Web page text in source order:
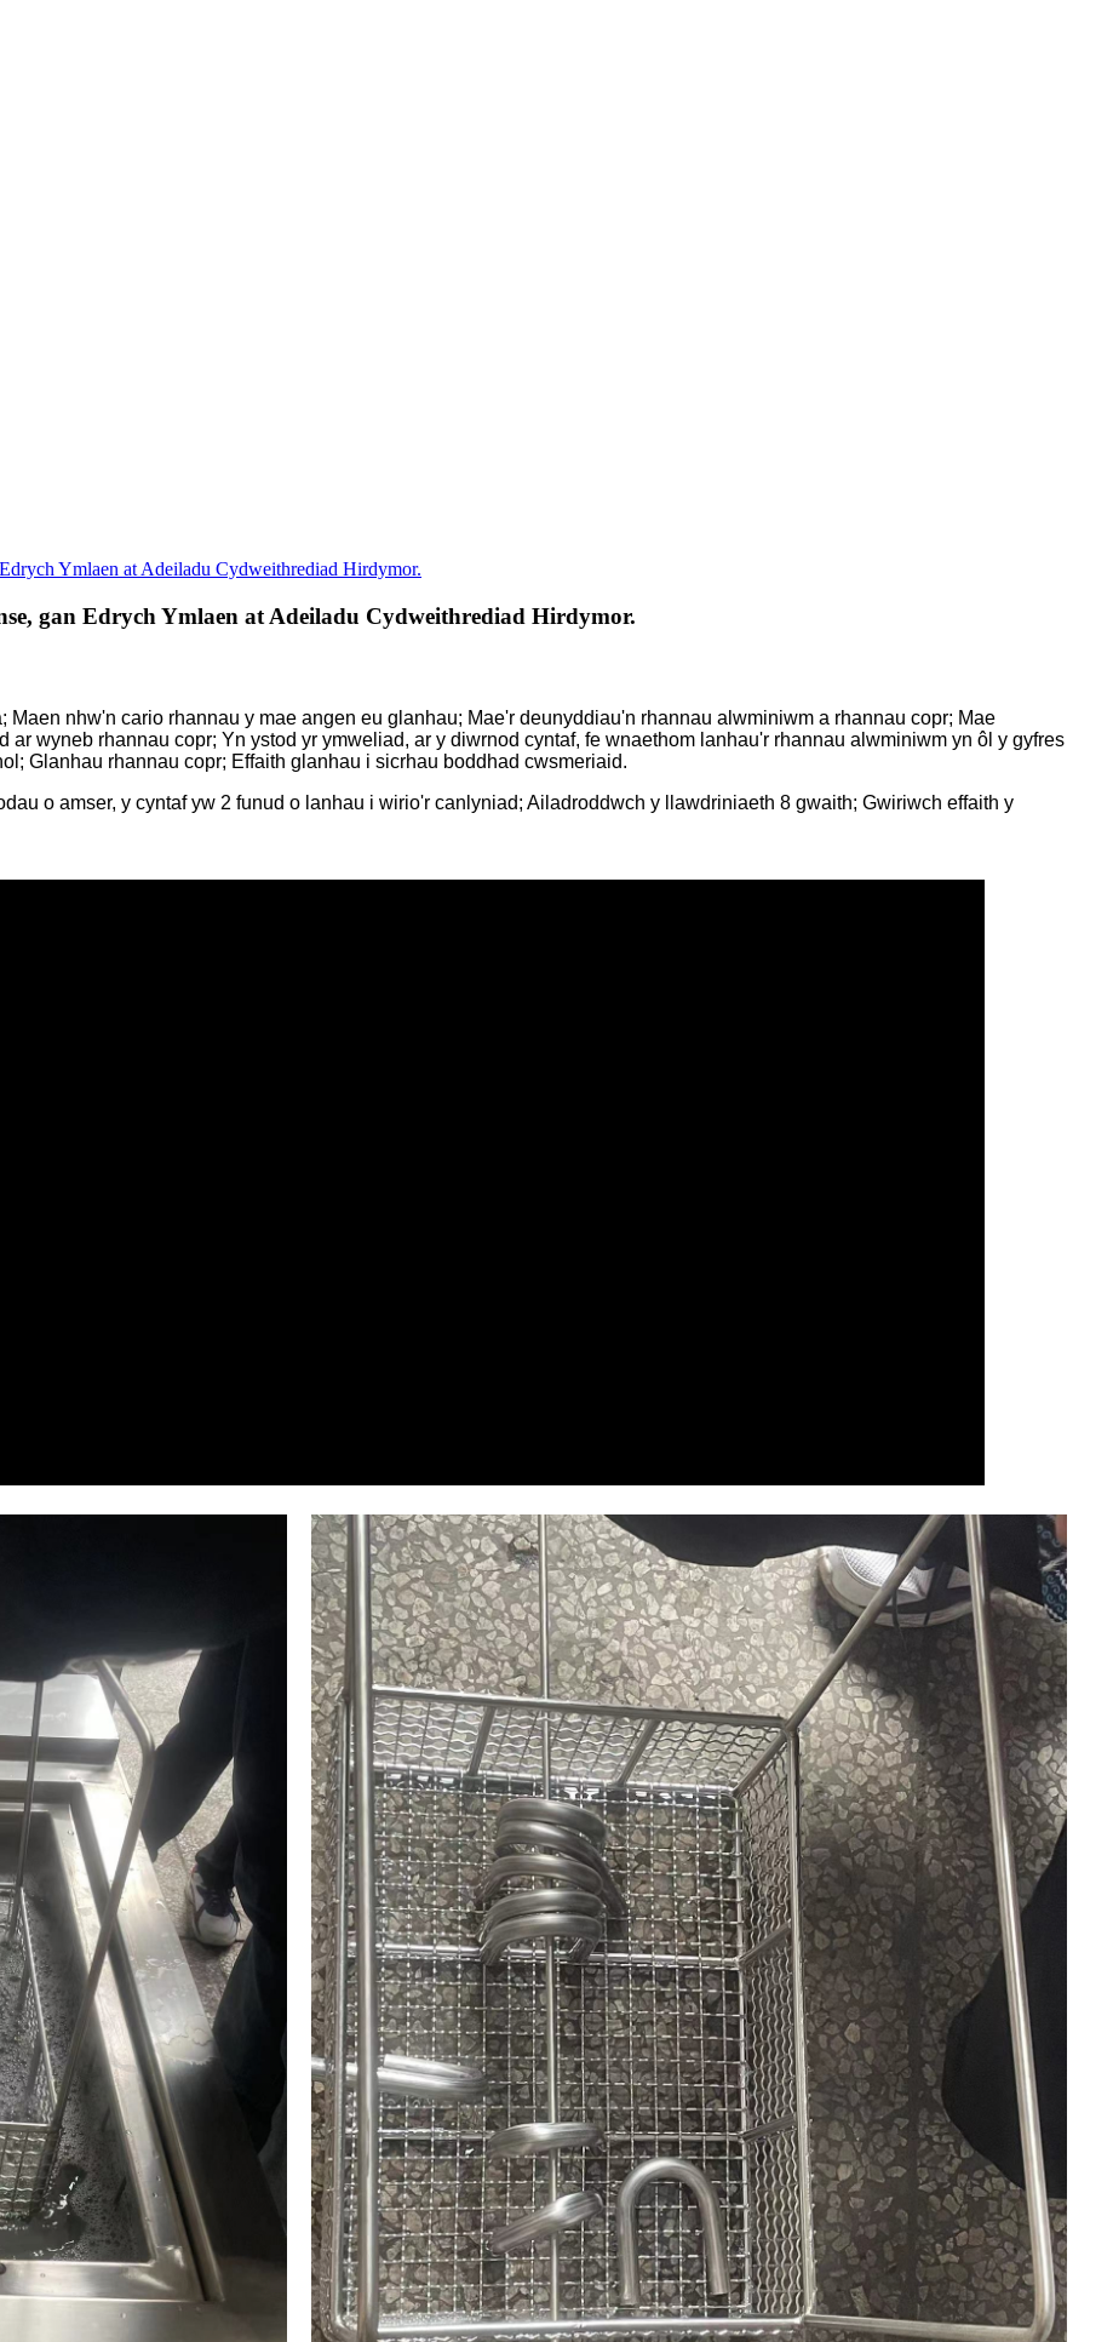
Ymlaen at Adeiladu Cydweithrediad Hirdymor.
gan Edrych Ymlaen at Adeiladu Cydweithrediad Hirdymor.
nhw'n cario rhannau y mae angen eu glanhau; Mae'r deunyddiau'n rhannau alwminiwm a rhannau copr; Mae
wyneb rhannau copr; Yn ystod yr ymweliad, ar y diwrnod cyntaf, fe wnaethom lanhau'r rhannau alwminiwm yn ôl y gyfres
Glanhau rhannau copr; Effaith glanhau i sicrhau boddhad cwsmeriaid.
o amser, y cyntaf yw 2 funud o lanhau i wirio'r canlyniad; Ailadroddwch y llawdriniaeth 8 gwaith; Gwiriwch effaith y